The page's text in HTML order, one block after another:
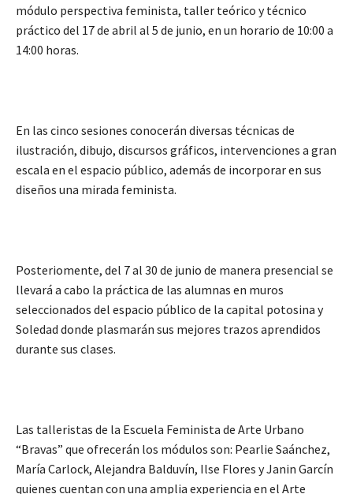
módulo perspectiva feminista, taller teórico y técnico
práctico del 17 de abril al 5 de junio, en un horario de 10:00 a
14:00 horas.
En las cinco sesiones conocerán diversas técnicas de
ilustración, dibujo, discursos gráficos, intervenciones a gran
escala en el espacio público, además de incorporar en sus
diseños una mirada feminista.
Posteriomente, del 7 al 30 de junio de manera presencial se
llevará a cabo la práctica de las alumnas en muros
seleccionados del espacio público de la capital potosina y
Soledad donde plasmarán sus mejores trazos aprendidos
durante sus clases.
Las talleristas de la Escuela Feminista de Arte Urbano
“Bravas” que ofrecerán los módulos son: Pearlie Saánchez,
María Carlock, Alejandra Balduvín, Ilse Flores y Janin Garcín
quienes cuentan con una amplia experiencia en el Arte